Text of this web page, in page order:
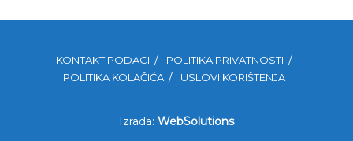
KONTAKT PODACI
POLITIKA PRIVATNOSTI
POLITIKA KOLAČIĆA
USLOVI KORIŠTENJA
Izrada: WebSolutions